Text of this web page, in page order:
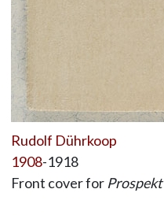
Rudolf Dührkoop
1908-1918
Front cover for